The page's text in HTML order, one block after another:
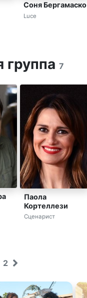
Соня Бергамаско
Luce
7
Паола
Кортеллези
Сценарист
2